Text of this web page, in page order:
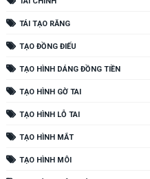
TÁI TẠO RĂNG
TẠO ĐỒNG ĐIẾU
TẠO HÌNH DÁNG ĐỒNG TIỀN
TẠO HÌNH GỜ TAI
TẠO HÌNH LỖ TAI
TẠO HÌNH MẮT
TẠO HÌNH MÔI